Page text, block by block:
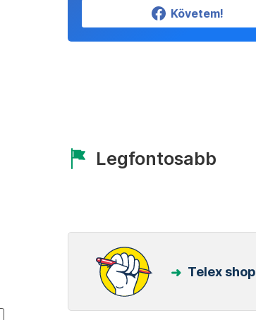
Követem!
Legfontosabb
Telex shop